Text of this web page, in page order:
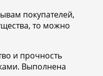
покупателей,
то можно
и прочность
Выполнена